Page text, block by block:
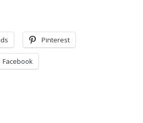
Pinterest
Facebook